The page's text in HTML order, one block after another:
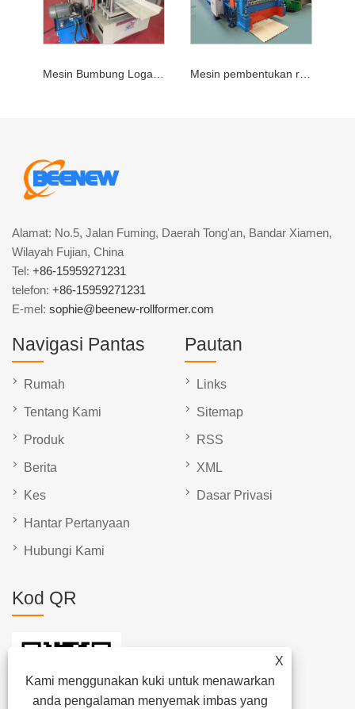
X
Kami menggunakan kuki untuk menawarkan
anda pengalaman menyemak imbas yang
Alamat: No.5, Jalan Fuming, Daerah Tong'an, Bandar Xiamen,
Wilayah Fujian, China
Tel: +86-15959271231
telefon: +86-15959271231
E-mel: sophie@beenew-rollformer.com
Navigasi Pantas
Rumah
Tentang Kami
Produk
Berita
Kes
Hantar Pertanyaan
Hubungi Kami
Pautan
Links
Sitemap
RSS
XML
Dasar Privasi
Kod QR